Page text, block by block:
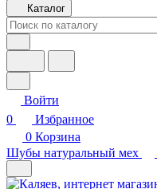
Каталог
Войти
0
Избранное
0 Корзина
Шубы натуральный мех